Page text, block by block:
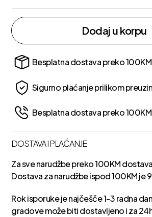
Dodaj u korpu
Besplatna dostava preko
Sigurno plaćanje prilikom
Besplatna dostava preko
DOSTAVA I PLAĆANJE
Za sve narudžbe preko 100KM
Dostava za narudžbe ispod 100KM je
Rok isporuke je najčešče 1-3 radna
gradove može biti dostavljeno i za